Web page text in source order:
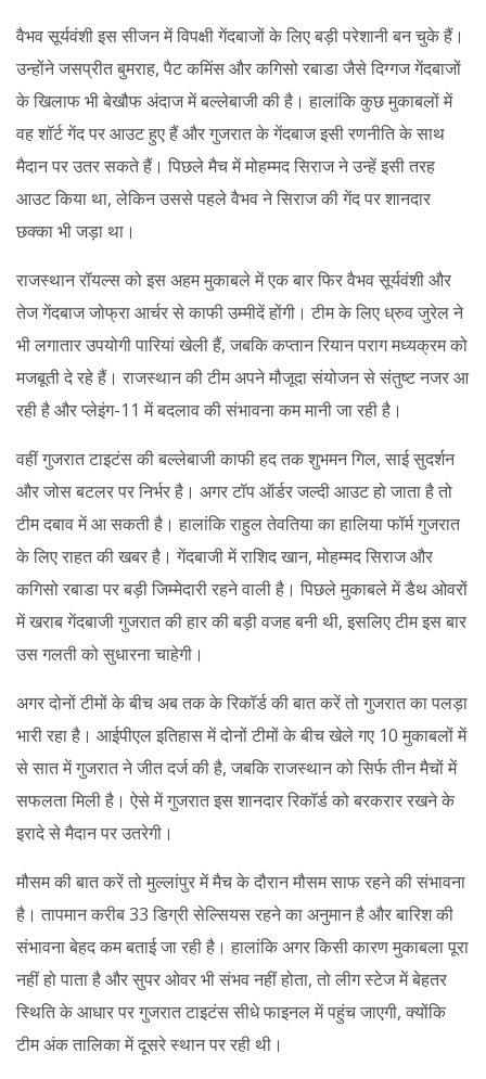
वैभव सूर्यवंशी इस सीजन में विपक्षी गेंदबाजों के लिए बड़ी परेशानी बन चुके हैं।
उन्होंने जसप्रीत बुमराह, पैट कमिंस और कगिसो रबाडा जैसे दिग्गज गेंदबाजों
के खिलाफ भी बेखौफ अंदाज में बल्लेबाजी की है। हालांकि कुछ मुकाबलों में
वह शॉर्ट गेंद पर आउट हुए हैं और गुजरात के गेंदबाज इसी रणनीति के साथ
मैदान पर उतर सकते हैं। पिछले मैच में मोहम्मद सिराज ने उन्हें इसी तरह
आउट किया था, लेकिन उससे पहले वैभव ने सिराज की गेंद पर शानदार
छक्का भी जड़ा था।
राजस्थान रॉयल्स को इस अहम मुकाबले में एक बार फिर वैभव सूर्यवंशी और
तेज गेंदबाज जोफ्रा आर्चर से काफी उम्मीदें होंगी। टीम के लिए ध्रुव जुरेल ने
भी लगातार उपयोगी पारियां खेली हैं, जबकि कप्तान रियान पराग मध्यक्रम को
मजबूती दे रहे हैं। राजस्थान की टीम अपने मौजूदा संयोजन से संतुष्ट नजर आ
रही है और प्लेइंग-11 में बदलाव की संभावना कम मानी जा रही है।
वहीं गुजरात टाइटंस की बल्लेबाजी काफी हद तक शुभमन गिल, साई सुदर्शन
और जोस बटलर पर निर्भर है। अगर टॉप ऑर्डर जल्दी आउट हो जाता है तो
टीम दबाव में आ सकती है। हालांकि राहुल तेवतिया का हालिया फॉर्म गुजरात
के लिए राहत की खबर है। गेंदबाजी में राशिद खान, मोहम्मद सिराज और
कगिसो रबाडा पर बड़ी जिम्मेदारी रहने वाली है। पिछले मुकाबले में डैथ ओवरों
में खराब गेंदबाजी गुजरात की हार की बड़ी वजह बनी थी, इसलिए टीम इस बार
उस गलती को सुधारना चाहेगी।
अगर दोनों टीमों के बीच अब तक के रिकॉर्ड की बात करें तो गुजरात का पलड़ा
भारी रहा है। आईपीएल इतिहास में दोनों टीमों के बीच खेले गए 10 मुकाबलों में
से सात में गुजरात ने जीत दर्ज की है, जबकि राजस्थान को सिर्फ तीन मैचों में
सफलता मिली है। ऐसे में गुजरात इस शानदार रिकॉर्ड को बरकरार रखने के
इरादे से मैदान पर उतरेगी।
मौसम की बात करें तो मुल्लांपुर में मैच के दौरान मौसम साफ रहने की संभावना
है। तापमान करीब 33 डिग्री सेल्सियस रहने का अनुमान है और बारिश की
संभावना बेहद कम बताई जा रही है। हालांकि अगर किसी कारण मुकाबला पूरा
नहीं हो पाता है और सुपर ओवर भी संभव नहीं होता, तो लीग स्टेज में बेहतर
स्थिति के आधार पर गुजरात टाइटंस सीधे फाइनल में पहुंच जाएगी, क्योंकि
टीम अंक तालिका में दूसरे स्थान पर रही थी।